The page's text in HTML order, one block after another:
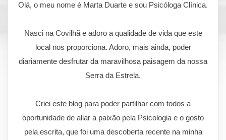
Olá, o meu nome é Marta Duarte e sou Psicóloga Clínica.
Nasci na Covilhã e adoro a qualidade de vida que este
local nos proporciona. Adoro, mais ainda, poder
diariamente desfrutar da maravilhosa paisagem da nossa
Serra da Estrela.
Criei este blog para poder partilhar com todos a
oportunidade de aliar a paixão pela Psicologia e o gosto
pela escrita, que foi uma descoberta recente na minha